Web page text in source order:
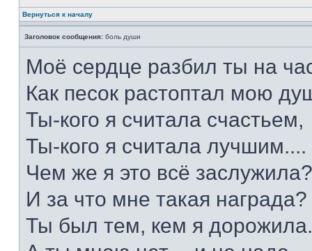
Вернуться к началу
Заголовок сообщения: боль души
Моё сердце разбил ты на
Как песок растоптал мою
Ты-кого я считала счастьем,
Ты-кого я считала лучшим....
Чем же я это всё заслужила?
И за что мне такая награда?
Ты был тем, кем я